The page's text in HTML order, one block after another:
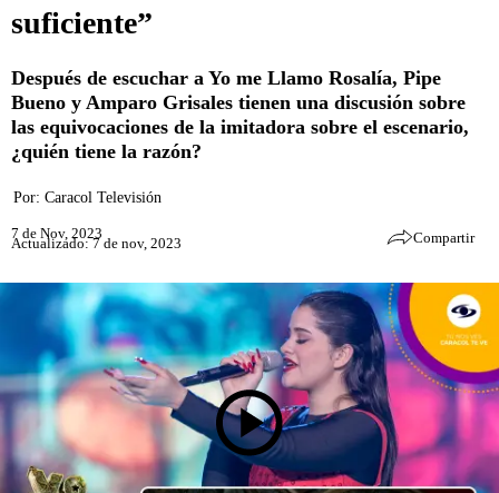
suficiente”
Después de escuchar a Yo me Llamo Rosalía, Pipe
Bueno y Amparo Grisales tienen una discusión sobre
las equivocaciones de la imitadora sobre el escenario,
¿quién tiene la razón?
Por: Caracol Televisión
7 de Nov, 2023
Actualizado: 7 de nov, 2023 Compartir